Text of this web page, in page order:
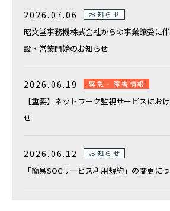
2026.07.06 お知らせ
昭文堂事務機株式会社からの事業譲受に
設・営業開始のお知らせ
2026.06.19 緊急・障害情報
【重要】ネットワーク監視サービスにお
せ
2026.06.12 お知らせ
「簡易SOCサービス利用規約」の変更に